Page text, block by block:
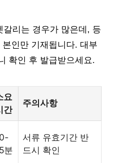
리는 경우가 많은데, 등
인만 기재됩니다. 대부
확인 후 발급받으세요.
요
간
주의사항
분
서류 유효기간 반
드시 확인